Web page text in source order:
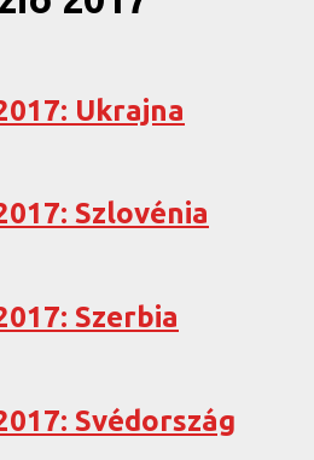
Ukrajna
Szlovénia
Szerbia
Svédország